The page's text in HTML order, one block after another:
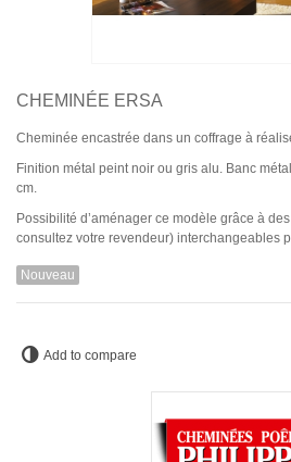
CHEMINÉE ERSA
Cheminée encastrée dans un coffrage à
Finition métal peint noir ou gris alu. Banc
cm.
Possibilité d’aménager ce modèle grâce à
consultez votre revendeur) interchangeables
Nouveau
Add to compare